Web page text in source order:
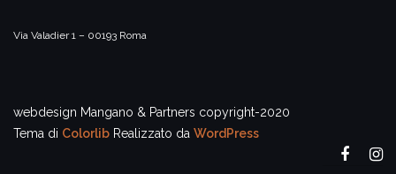
Via Valadier 1 – 00193 Roma
webdesign Mangano & Partners copyright-2020
Tema di Colorlib Realizzato da WordPress